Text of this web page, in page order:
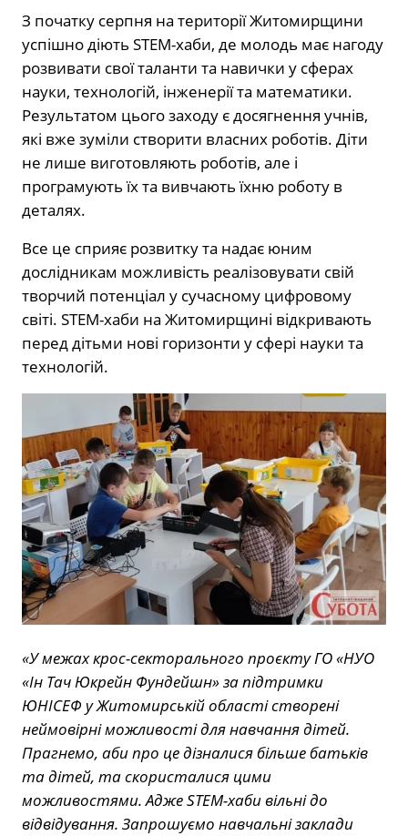
З початку серпня на території Житомирщини
успішно діють STEM-хаби, де молодь має нагоду
розвивати свої таланти та навички у сферах
науки, технологій, інженерії та математики.
Результатом цього заходу є досягнення учнів,
які вже зуміли створити власних роботів. Діти
не лише виготовляють роботів, але і
програмують їх та вивчають їхню роботу в
деталях.
Все це сприяє розвитку та надає юним
дослідникам можливість реалізовувати свій
творчий потенціал у сучасному цифровому
світі. STEM-хаби на Житомирщині відкривають
перед дітьми нові горизонти у сфері науки та
технологій.
«У межах крос-секторального проєкту ГО «НУО
«Ін Тач Юкрейн Фундейшн» за підтримки
ЮНІСЕФ у Житомирській області створені
неймовірні можливості для навчання дітей.
Прагнемо, аби про це дізналися більше батьків
та дітей, та скористалися цими
можливостями. Адже STEM-хаби вільні до
відвідування. Запрошуємо навчальні заклади